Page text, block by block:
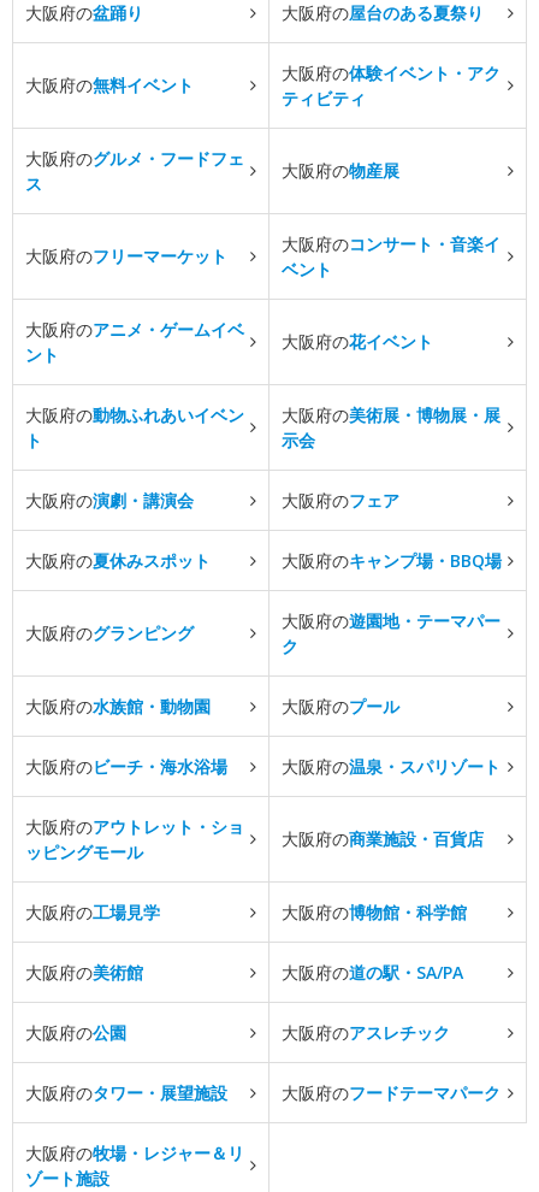
大阪府の盆踊り 大阪府の屋台のある夏祭り
大阪府の無料イベント
大阪府の体験イベント・アク
ティビティ
大阪府のグルメ・フードフェ
ス
大阪府の物産展
大阪府のフリーマーケット
大阪府のコンサート・音楽イ
ベント
大阪府のアニメ・ゲームイベ
ント
大阪府の花イベント
大阪府の動物ふれあいイベン
ト
大阪府の美術展・博物展・展
示会
大阪府の演劇・講演会 大阪府のフェア
大阪府の夏休みスポット 大阪府のキャンプ場・BBQ場
大阪府のグランピング
大阪府の遊園地・テーマパー
ク
大阪府の水族館・動物園 大阪府のプール
大阪府のビーチ・海水浴場 大阪府の温泉・スパリゾート
大阪府のアウトレット・ショ
ッピングモール
大阪府の商業施設・百貨店
大阪府の工場見学 大阪府の博物館・科学館
大阪府の美術館 大阪府の道の駅・SA/PA
大阪府の公園 大阪府のアスレチック
大阪府のタワー・展望施設 大阪府のフードテーマパーク
大阪府の牧場・レジャー＆リ
ゾート施設